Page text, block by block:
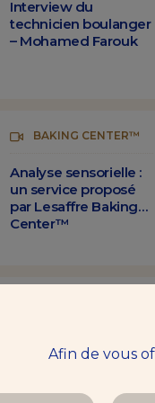
Afin de vous
Interview du
technicien boulanger
– Mohamed Farouk
BAKING CENTER™
Analyse sensorielle :
un service proposé
par Lesaffre Baking
Center™
technicien boulanger